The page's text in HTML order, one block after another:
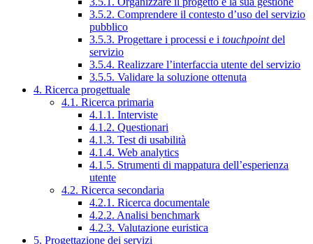
3.5.2. Comprendere il contesto d’uso del servizio
pubblico
3.5.3. Progettare i processi e i touchpointdel
servizio
3.5.4. Realizzare l’interfaccia utente del servizio
3.5.5. Validare la soluzione ottenuta
4. Ricerca progettuale
4.1. Ricerca primaria
4.1.1. Interviste
4.1.2. Questionari
4.1.3. Test di usabilità
4.1.4. Web analytics
4.1.5. Strumenti di mappatura dell’esperienza
utente
4.2. Ricerca secondaria
4.2.1. Ricerca documentale
4.2.2. Analisi benchmark
4.2.3. Valutazione euristica
5. Progettazione dei servizi